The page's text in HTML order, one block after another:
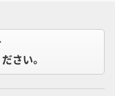
さい。